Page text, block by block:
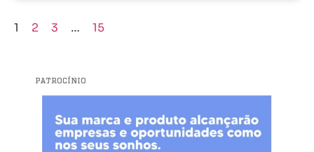
1 2 3 … 15
PATROCÍNIO